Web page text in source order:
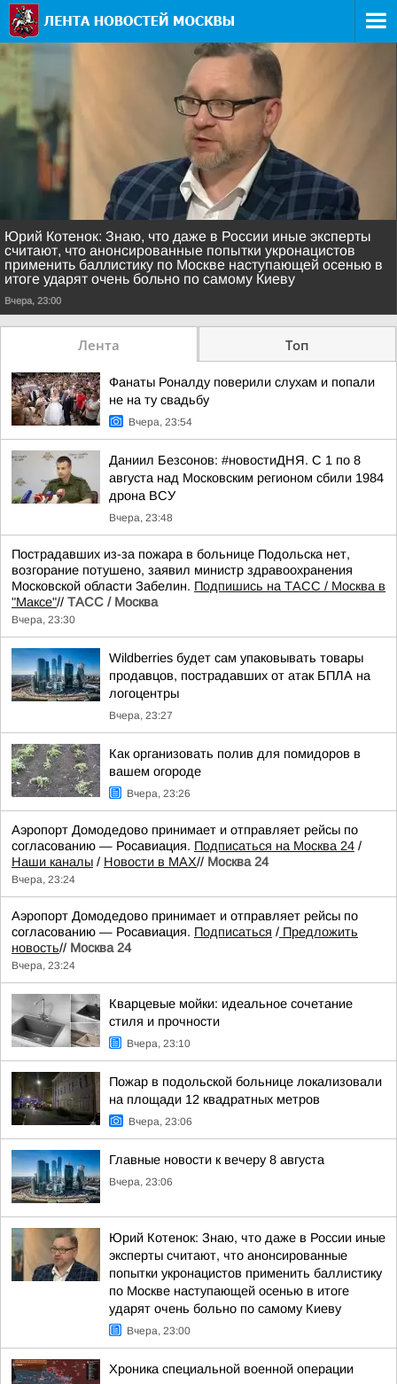
Юрий Котенок: Знаю, что даже в России иные эксперты
считают, что анонсированные попытки укронацистов
применить баллистику по Москве наступающей осенью в
итоге ударят очень больно по самому Киеву
Вчера, 23:00
Лента Топ
Фанаты Роналду поверили слухам и попали
не на ту свадьбу
Вчера, 23:54
Даниил Безсонов: #новостиДНЯ. С 1 по 8
августа над Московским регионом сбили 1984
дрона ВСУ
Вчера, 23:48
Пострадавших из-за пожара в больнице Подольска нет,
возгорание потушено, заявил министр здравоохранения
Московской области Забелин. Подпишись на ТАСС / Москва в
"Максе"// ТАСС / Москва
Вчера, 23:30
Wildberries будет сам упаковывать товары
продавцов, пострадавших от атак БПЛА на
логоцентры
Вчера, 23:27
Как организовать полив для помидоров в
вашем огороде
Вчера, 23:26
Аэропорт Домодедово принимает и отправляет рейсы по
согласованию — Росавиация. Подписаться на Москва 24 /
Наши каналы / Новости в MAX// Москва 24
Вчера, 23:24
Аэропорт Домодедово принимает и отправляет рейсы по
согласованию — Росавиация. Подписаться / Предложить
новость// Москва 24
Вчера, 23:24
Кварцевые мойки: идеальное сочетание
стиля и прочности
Вчера, 23:10
Пожар в подольской больнице локализовали
на площади 12 квадратных метров
Вчера, 23:06
Главные новости к вечеру 8 августа
Вчера, 23:06
Юрий Котенок: Знаю, что даже в России иные
эксперты считают, что анонсированные
попытки укронацистов применить баллистику
по Москве наступающей осенью в итоге
ударят очень больно по самому Киеву
Вчера, 23:00
Хроника специальной военной операции